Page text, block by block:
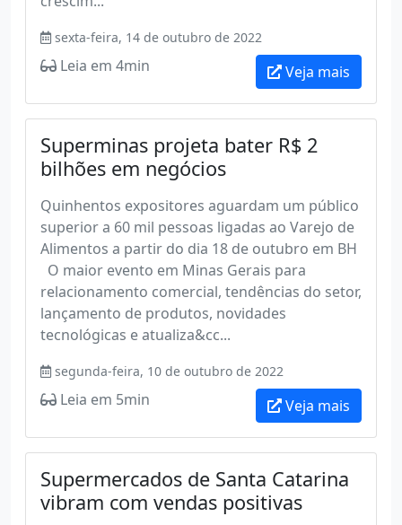
sexta-feira, 14 de outubro de 2022
Leia em 4min Veja mais
Superminas projeta bater R$ 2
bilhões em negócios
Quinhentos expositores aguardam um público
superior a 60 mil pessoas ligadas ao Varejo de
Alimentos a partir do dia 18 de outubro em BH
O maior evento em Minas Gerais para
relacionamento comercial, tendências do setor,
lançamento de produtos, novidades
tecnológicas e atualiza&cc...
segunda-feira, 10 de outubro de 2022
Leia em 5min Veja mais
Supermercados de Santa Catarina
vibram com vendas positivas